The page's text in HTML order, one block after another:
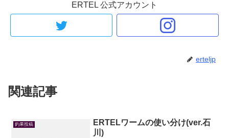
ERTEL 公式アカウント
erteljp
関連記事
釣果投稿
ERTELワームの使い分け(ver.石
川)